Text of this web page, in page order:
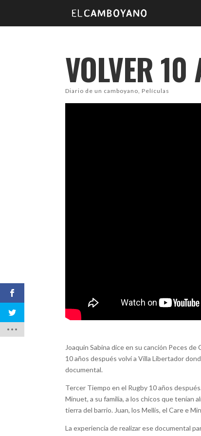
VOLVER 10
Diario de un camboyano, Películas
Joaquin Sabina dice en su canción Peces
10 años después volví a Villa Libertador
documental.
Tercer Tiempo en el Rugby 10 años
Minuet, a su familia, a los chicos que tenían
tierra del barrio. Juan, los Mellis, el Care e
La experiencia de realizar ese documental